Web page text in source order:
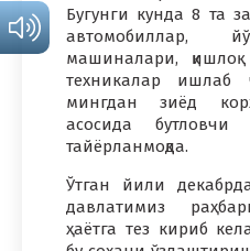
Бугунги кунда 8 та
машиналари,
техникалар ишлаб
мингдан зиёд
асосида бутловчи
тайёрланмоқда.
Ўтган йили
давлатимиз
ҳаётга тез кириб